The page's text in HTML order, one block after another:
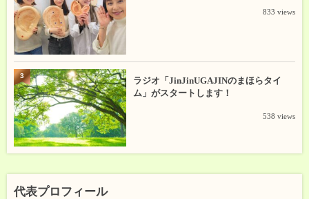
833 views
ラジオ「JinJinUGAJINのまほらタイ
ム」がスタートします！
538 views
3
代表プロフィール